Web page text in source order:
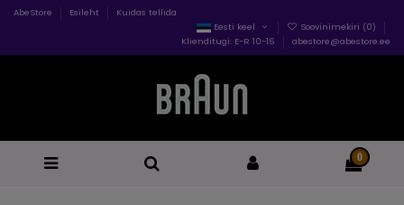
AbeStore Esileht
Kuidas tellida
Eesti keel
Soovinimekiri (0)
Klienditugi: E-R 10-16
abestore@abestore.ee
0